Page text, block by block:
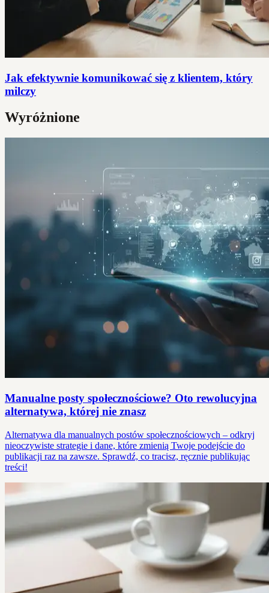
Jak efektywnie komunikować się z klientem, który
milczy
Wyróżnione
Manualne posty społecznościowe? Oto rewolucyjna
alternatywa, której nie znasz
Alternatywa dla manualnych postów społecznościowych – odkryj
nieoczywiste strategie i dane, które zmienią Twoje podejście do
publikacji raz na zawsze. Sprawdź, co tracisz, ręcznie publikując
treści!